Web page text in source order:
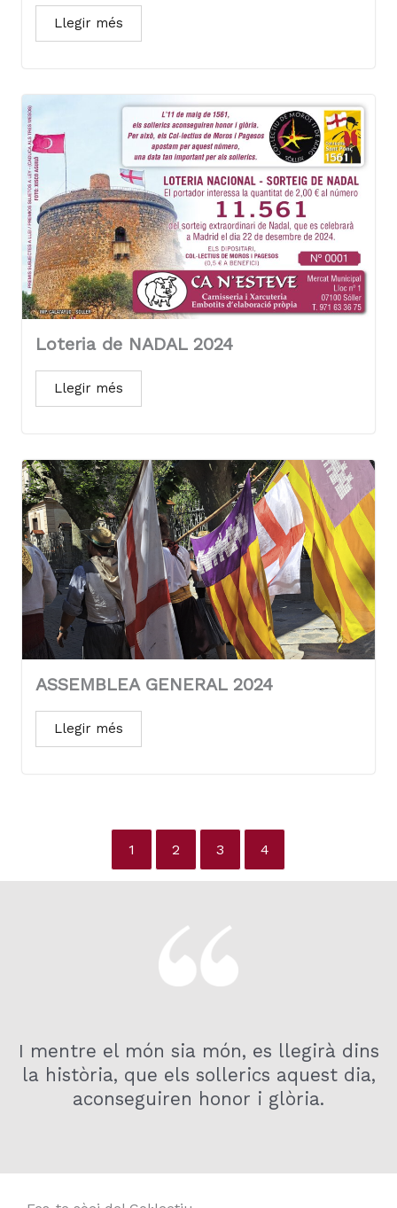
Llegir més
Loteria de NADAL 2024
Llegir més
ASSEMBLEA GENERAL 2024
Llegir més
1 2 3 4
I mentre el món sia món, es llegirà dins
la història, que els sollerics aquest dia,
aconseguiren honor i glòria.